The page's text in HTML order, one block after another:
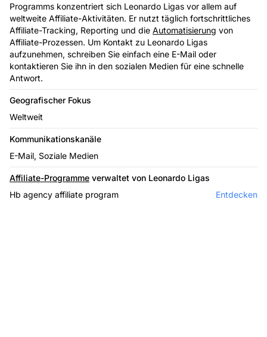
Programms konzentriert sich Leonardo Ligas vor allem auf
weltweite Affiliate-Aktivitäten. Er nutzt täglich fortschrittliches
Affiliate-Tracking, Reporting und die Automatisierung von
Affiliate-Prozessen. Um Kontakt zu Leonardo Ligas
aufzunehmen, schreiben Sie einfach eine E-Mail oder
kontaktieren Sie ihn in den sozialen Medien für eine schnelle
Antwort.
Geografischer Fokus
Weltweit
Kommunikationskanäle
E-Mail, Soziale Medien
Affiliate-Programme verwaltet von Leonardo Ligas
Hb agency affiliate program
Entdecken